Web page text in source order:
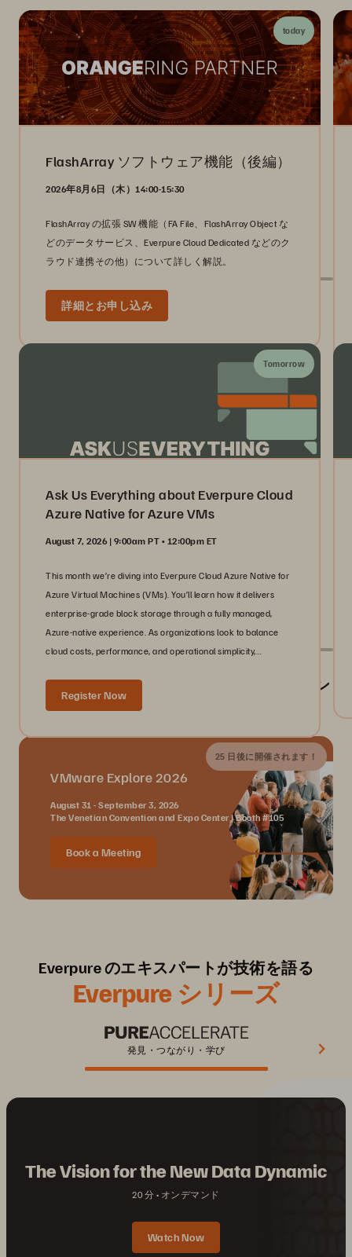
today
FlashArray ソフトウェア機能（後編）
2026年8月6日（木）14:00-15:30
FlashArray の拡張 SW 機能（FA File、FlashArray Object な
どのデータサービス、Everpure Cloud Dedicated などのク
ラウド連携その他）について詳しく解説。
詳細とお申し込み
グローバル・イベント
Tomorrow
Ask Us Everything about Everpure Cloud
Azure Native for Azure VMs
August 7, 2026 | 9:00am PT • 12:00pm ET
This month we’re diving into Everpure Cloud Azure Native for
Azure Virtual Machines (VMs). You’ll learn how it delivers
enterprise-grade block storage through a fully managed,
Azure-native experience. As organizations look to balance
cloud costs, performance, and operational simplicity,
Register Now
Everpure が参加するイベント／業界イベン
25 日後に開催されます！
VMware Explore 2026
August 31 - September 3, 2026
The Venetian Convention and Expo Center | Booth #105
Book a Meeting
Everpure のエキスパートが技術を語る
Everpure シリーズ
発見・つながり・学び
The Vision for the New Data Dynamic
20 分 オンデマンド
Watch Now